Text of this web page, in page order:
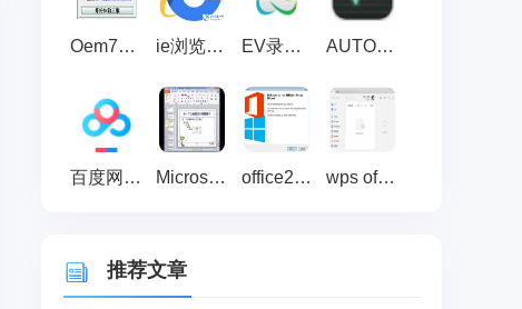
Oem7F7 By小马 3.3绿色版_win7激活工具 ie浏览器 最新版 EV录屏软件 AUTO Uninstaller密钥破解注册机 V1.0 绿色免费版
百度网盘超级会员激活码免费领取器 2020 最新免费版 Microsoft office 2010 官方完整版下载 office2016激活工具(KMS) V10.2.0 wps office2019 官方下载完整破解版（wps办公软件）
推荐文章